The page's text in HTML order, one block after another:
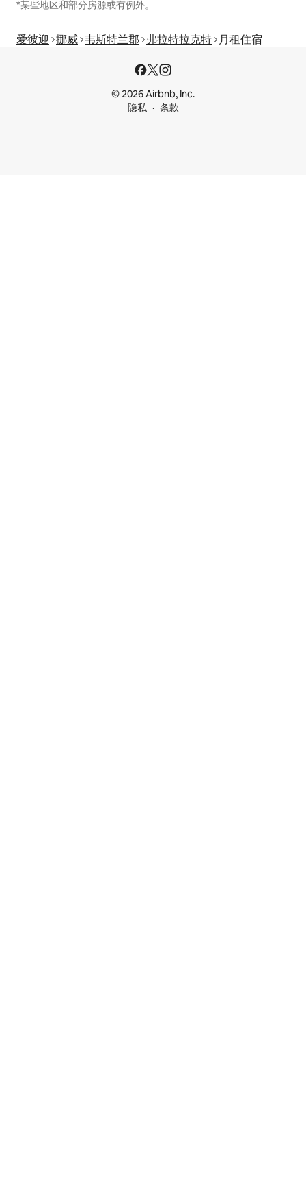
*某些地区和部分房源或有例外。
爱彼迎 挪威 韦斯特兰郡 弗拉特拉克特 月租住宿
© 2026 Airbnb, Inc.
隐私
条款